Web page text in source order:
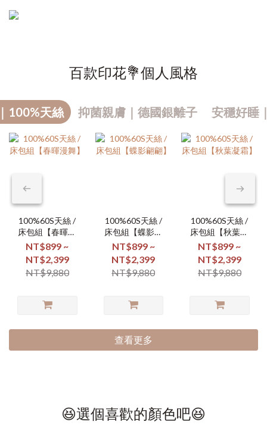
百款印花💐個人風格
100%天絲 抑菌親膚｜德國銀離子 安穩好睡
100%60S天絲 /
床包組【春暉漫
舞】
NT$899 ~
NT$2,399
NT$9,880
100%60S天絲 /
床包組【蝶影翩
翩】
NT$899 ~
NT$2,399
NT$9,880
100%60S天絲 /
床包組【秋葉凝
霜】
NT$899 ~
NT$2,399
NT$9,880
查看更多
😆選個喜歡的顏色吧😆